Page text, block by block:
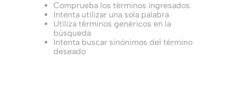
Comprueba los términos ingresados
Intenta utilizar una sola palabra
Utiliza términos genéricos en la
búsqueda
Intenta buscar sinónimos del término
deseado